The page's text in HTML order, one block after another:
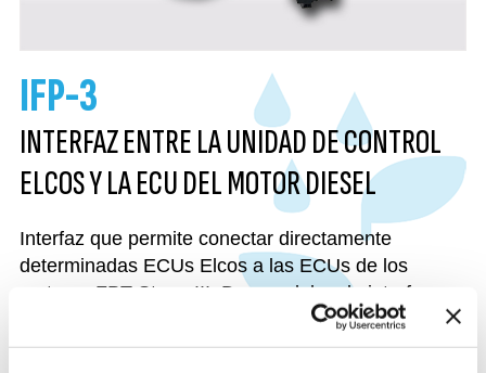
IFP-3
INTERFAZ ENTRE LA UNIDAD DE CONTROL
ELCOS Y LA ECU DEL MOTOR DIESEL
Interfaz que permite conectar directamente
determinadas ECUs Elcos a las ECUs de los
motores FPT Stage III. Dos modelos de interfaz
están disponibles, 12V y 24V, dependiendo del
voltaje de la batería del motor.